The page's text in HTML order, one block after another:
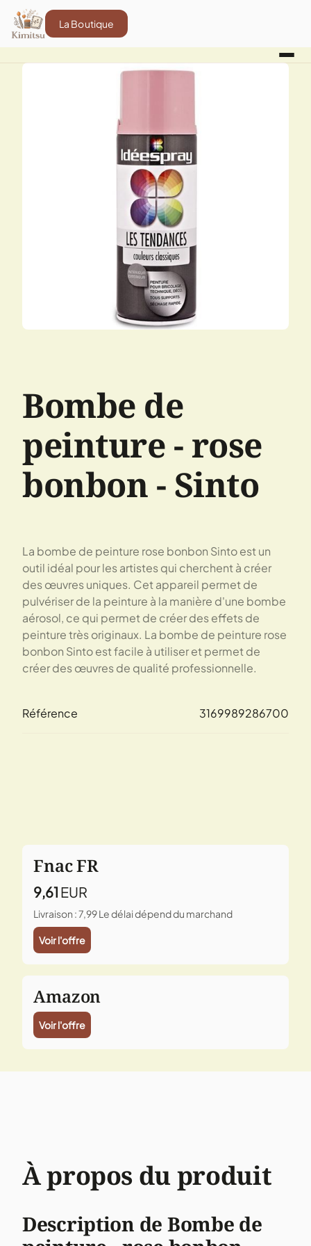
La Boutique
Bombe de
peinture - rose
bonbon - Sinto
La bombe de peinture rose bonbon Sinto est un
outil idéal pour les artistes qui cherchent à créer
des œuvres uniques. Cet appareil permet de
pulvériser de la peinture à la manière d'une bombe
aérosol, ce qui permet de créer des effets de
peinture très originaux. La bombe de peinture rose
bonbon Sinto est facile à utiliser et permet de
créer des œuvres de qualité professionnelle.
Référence 3169989286700
Fnac FR
9,61 EUR
Livraison : 7,99Le délai dépend du marchand
Voir l'offre
Amazon
Voir l'offre
À propos du produit
Description de Bombe de